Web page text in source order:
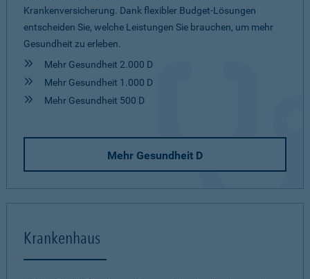
Krankenversicherung. Dank flexibler Budget-Lösungen
entscheiden Sie, welche Leistungen Sie brauchen, um mehr
Gesundheit zu erleben.
Mehr Gesundheit 2.000 D
Mehr Gesundheit 1.000 D
Mehr Gesundheit 500 D
Mehr Gesundheit D
Krankenhaus